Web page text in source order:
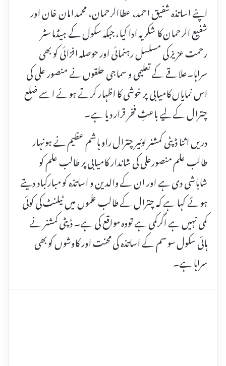
اپنے اساتذہ شفیق احمد، عطاالرحمان، محمد امان خان اور
شفیع الرحمان کا شکریہ ادا کیا، جبکہ سکول کے ہیڈماسٹر
رحمت عزیز کی مسلسل رہنمائی اور حوصلہ افزائی کو بھی
سراہا۔علاقے کے تعلیمی و سماجی حلقوں نے منصور علی کی
اس نمایاں کامیابی پر خوشی کا اظہار کرتے ہوئے اسے ضلع
چترال کے لیے باعثِ فخر قرار دیا ہے۔
دریں اثنا ڈپٹی کمشنر لوئیر چترال راو ہاشم عظیم نے ہونہار
طالب علم منصورعلی کی شاندار کامیابی پر طالب علم کو
شاباشی دی ہے اور ان کے والدین و اساتذہ کو مبارکباد دیتے
ہوئے کہا ہے کہ چترال کے طالب علموں میں ٹیلنٹ کی کوئی
کمی نہیں ہے اگرکمی ہے تووہ مواقع کی ہے۔ ڈپٹی کمشنر نے
ہائی سکول سوسم کے اساتذہ کی محنت اور کاوشوں کو بھی
سراہا ہے۔